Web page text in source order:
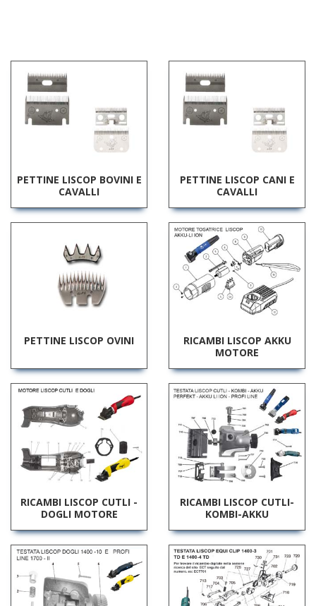
PETTINE LISCOP BOVINI E
CAVALLI
PETTINE LISCOP CANI E
CAVALLI
PETTINE LISCOP OVINI
RICAMBI LISCOP AKKU
MOTORE
RICAMBI LISCOP CUTLI -
DOGLI MOTORE
RICAMBI LISCOP CUTLI-
KOMBI-AKKU